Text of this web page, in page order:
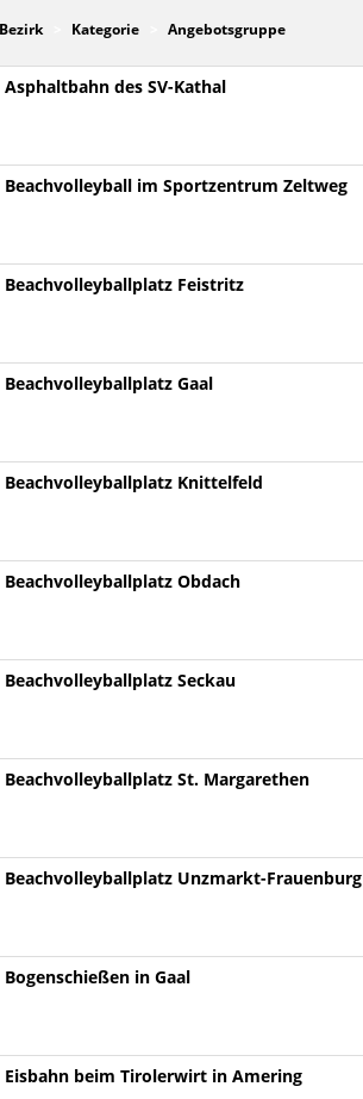
Bezirk Kategorie Angebotsgruppe
Asphaltbahn des SV-Kathal
Beachvolleyball im Sportzentrum Zeltweg
Beachvolleyballplatz Feistritz
Beachvolleyballplatz Gaal
Beachvolleyballplatz Knittelfeld
Beachvolleyballplatz Obdach
Beachvolleyballplatz Seckau
Beachvolleyballplatz St. Margarethen
Beachvolleyballplatz Unzmarkt-Frauenburg
Bogenschießen in Gaal
Eisbahn beim Tirolerwirt in Amering